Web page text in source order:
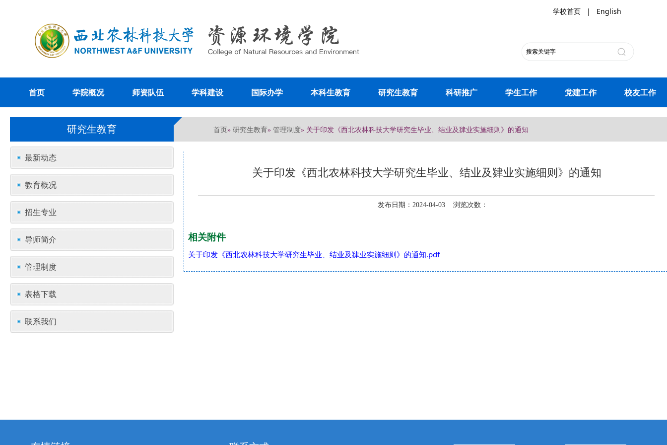
学校首页 | English
首页 学院概况 师资队伍 学科建设 国际办学 本科生教育 研究生教育 科研推广 学生工作 党建工作 校友工作
研究生教育 首页» 研究生教育» 管理制度» 关于印发《西北农林科技大学研究生毕业、结业及肄业实施细则》的通知
最新动态
教育概况
招生专业
导师简介
管理制度
表格下载
联系我们
关于印发《西北农林科技大学研究生毕业、结业及肄业实施细则》的通知
发布日期：2024-04-03 浏览次数：
相关附件
关于印发《西北农林科技大学研究生毕业、结业及肄业实施细则》的通知.pdf